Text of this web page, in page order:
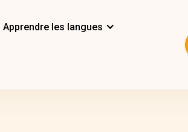
Apprendre les langues